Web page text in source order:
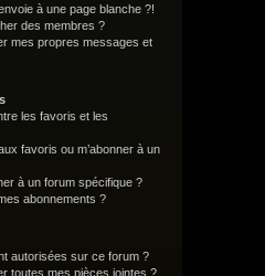
à une page blanche ?!
des membres ?
mes propres messages et
les favoris et les
favoris ou m’abonner à un
à un forum spécifique ?
abonnements ?
autorisées sur ce forum ?
toutes mes pièces jointes ?